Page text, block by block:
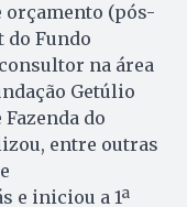
orçamento (pós-
do Fundo
na área
Getúlio
do
entre outras
e iniciou a 1ª